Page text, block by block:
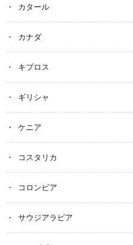
カタール
カナダ
キプロス
ギリシャ
ケニア
コスタリカ
コロンビア
サウジアラビア